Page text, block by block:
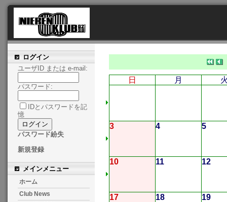
ログイン
ユーザID または e-mail:
パスワード:
IDとパスワードを記
憶
パスワード紛失
新規登録
メインメニュー
ホーム
Club News
日 月
3 4 5
10 11 12
17 18 19